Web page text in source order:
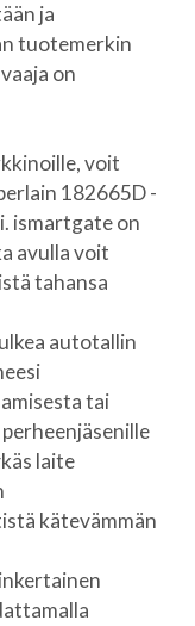
ja
tuotemerkin
on
voit
182665D -
ismartgate on
avulla voit
tahansa
autotallin
tai
laite
kätevämmän